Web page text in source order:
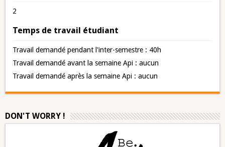
2
Temps de travail étudiant
Travail demandé pendant l'inter-semestre : 40h
Travail demandé avant la semaine Api : aucun
Travail demandé après la semaine Api : aucun
DON'T WORRY !